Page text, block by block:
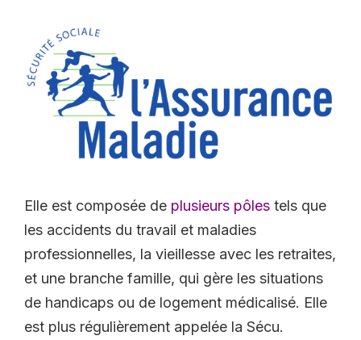
Elle est composée de plusieurs pôles tels que
les accidents du travail et maladies
professionnelles, la vieillesse avec les retraites,
et une branche famille, qui gère les situations
de handicaps ou de logement médicalisé. Elle
est plus régulièrement appelée la Sécu.